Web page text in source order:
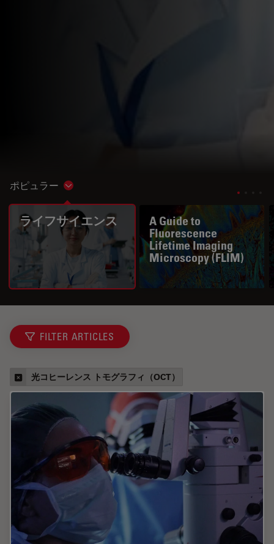
ポピュラー Show subnavigation
ライフサイエンス
A Guide to
Fluorescence
Lifetime Imaging
Microscopy (FLIM)
FILTER ARTICLES
光コヒーレンス トモグラフィ（OCT）